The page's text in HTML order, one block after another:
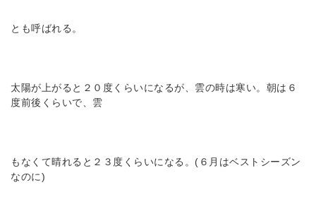
とも呼ばれる。
太陽が上がると２０度くらいになるが、雲の時は寒い。朝は６
度前後くらいで、雲
もなくて晴れると２３度くらいになる。(６月はベストシーズン
なのに)